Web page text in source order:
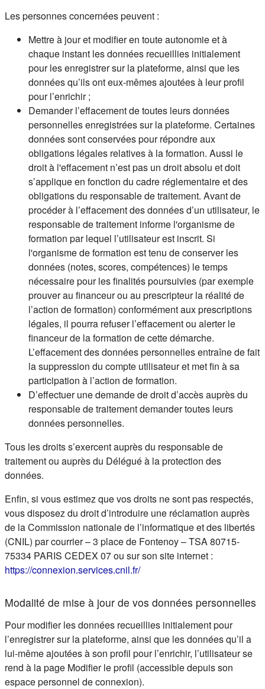
Les personnes concernées peuvent :
Mettre à jour et modifier en toute autonomie et à
chaque instant les données recueillies initialement
pour les enregistrer sur la plateforme, ainsi que les
données qu’ils ont eux-mêmes ajoutées à leur profil
pour l’enrichir ;
Demander l’effacement de toutes leurs données
personnelles enregistrées sur la plateforme. Certaines
données sont conservées pour répondre aux
obligations légales relatives à la formation. Aussi le
droit à l'effacement n’est pas un droit absolu et doit
s’applique en fonction du cadre réglementaire et des
obligations du responsable de traitement. Avant de
procéder à l’effacement des données d’un utilisateur, le
responsable de traitement informe l'organisme de
formation par lequel l’utilisateur est inscrit. Si
l'organisme de formation est tenu de conserver les
données (notes, scores, compétences) le temps
nécessaire pour les finalités poursuivies (par exemple
prouver au financeur ou au prescripteur la réalité de
l’action de formation) conformément aux prescriptions
légales, il pourra refuser l’effacement ou alerter le
financeur de la formation de cette démarche.
L’effacement des données personnelles entraîne de fait
la suppression du compte utilisateur et met fin à sa
participation à l’action de formation.
D’effectuer une demande de droit d’accès auprès du
responsable de traitement demander toutes leurs
données personnelles.
Tous les droits s’exercent auprès du responsable de
traitement ou auprès du Délégué à la protection des
données.
Enfin, si vous estimez que vos droits ne sont pas respectés,
vous disposez du droit d’introduire une réclamation auprès
de la Commission nationale de l’informatique et des libertés
(CNIL) par courrier – 3 place de Fontenoy – TSA 80715-
75334 PARIS CEDEX 07 ou sur son site internet :
https://connexion.services.cnil.fr/(s'ouvre dans un nouvel
Modalité de mise à jour de vos données personnelles
Pour modifier les données recueillies initialement pour
l’enregistrer sur la plateforme, ainsi que les données qu’il a
lui-même ajoutées à son profil pour l’enrichir, l’utilisateur se
rend à la page Modifier le profil (accessible depuis son
espace personnel de connexion).